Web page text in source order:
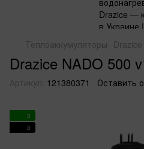
Теплоаккумуляторы
Drazice NADO 500
Артикул: 121380371 Оставить
3
3